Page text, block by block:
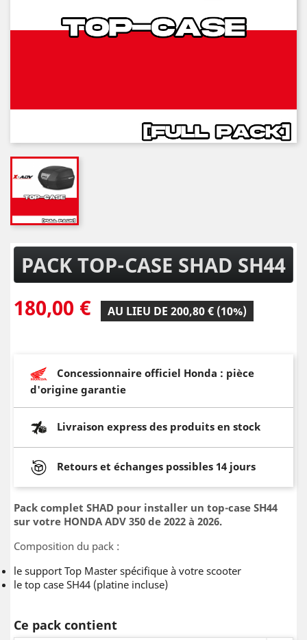
PACK TOP-CASE SHAD SH44
180,00 €
AU LIEU DE 200,80 € (10%)
Concessionnaire officiel Honda : pièce
d'origine garantie
Livraison express des produits en stock
Retours et échanges possibles 14 jours
Pack complet SHAD pour installer un top-case SH44
sur votre HONDA ADV 350 de 2022 à 2026.
Composition du pack :
le support Top Master spécifique à votre scooter
le top case SH44 (platine incluse)
Ce pack contient